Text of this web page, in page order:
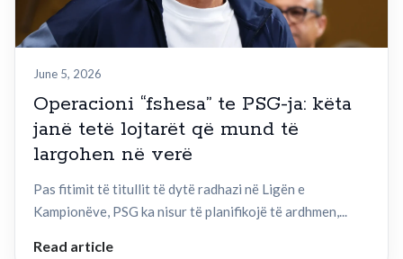
June 5, 2026
Operacioni “fshesa” te PSG-ja: këta
janë tetë lojtarët që mund të
largohen në verë
Pas fitimit të titullit të dytë radhazi në Ligën e
Kampionëve, PSG ka nisur të planifikojë të ardhmen,...
Read article